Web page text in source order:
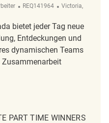
ReqId
REQ141964 Ort
Victoria,
bietet jeder Tag neue
Entdeckungen und
dynamischen Teams
Time Winners/HomeSense –
PART TIME WINNERS